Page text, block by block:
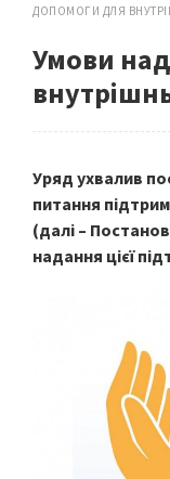
ДОПОМОГИ ДЛЯ
Умови
Уряд ухвалив
питання
(далі –
надання цієї